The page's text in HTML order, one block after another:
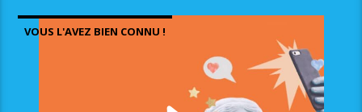
VOUS L'AVEZ BIEN CONNU !